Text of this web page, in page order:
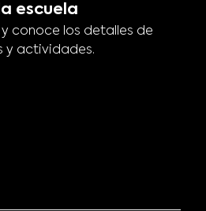
escuela
conoce los detalles de
y actividades.